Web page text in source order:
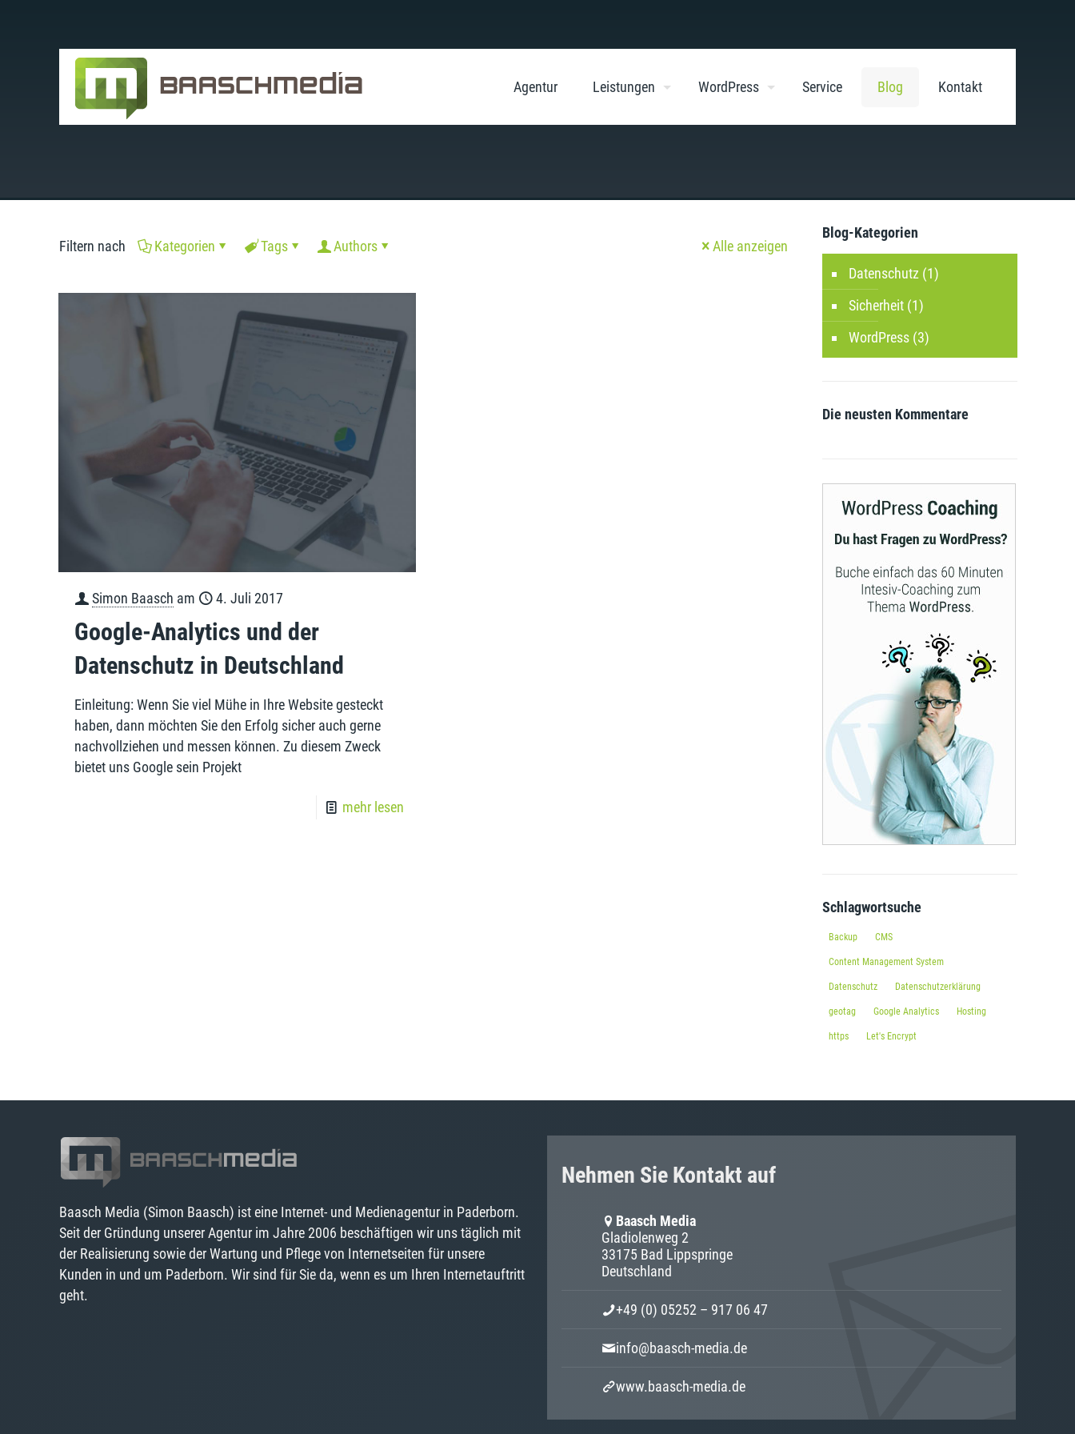
Agentur Leistungen WordPress Service Blog Kontakt
Filtern nach Kategorien Tags Authors Alle anzeigen
Simon Baasch am 4. Juli 2017
Google-Analytics und der
Datenschutz in Deutschland
Einleitung: Wenn Sie viel Mühe in Ihre Website gesteckt
haben, dann möchten Sie den Erfolg sicher auch gerne
nachvollziehen und messen können. Zu diesem Zweck
bietet uns Google sein Projekt
mehr lesen
Blog-Kategorien
Datenschutz (1)
Sicherheit(1)
WordPress(3)
Die neusten Kommentare
Schlagwortsuche
Backup CMS
Content Management System
Datenschutz Datenschutzerklärung
geotag Google Analytics Hosting
https Let's Encrypt
Baasch Media (Simon Baasch) ist eine Internet- und Medienagentur in Paderborn.
Seit der Gründung unserer Agentur im Jahre 2006 beschäftigen wir uns täglich mit
der Realisierung sowie der Wartung und Pflege von Internetseiten für unsere
Kunden in und um Paderborn. Wir sind für Sie da, wenn es um Ihren Internetauftritt
geht.
Nehmen Sie Kontakt auf
Baasch Media
Gladiolenweg 2
33175 Bad Lippspringe
Deutschland
+49 (0) 05252 – 917 06 47
info@baasch-media.de
www.baasch-media.de